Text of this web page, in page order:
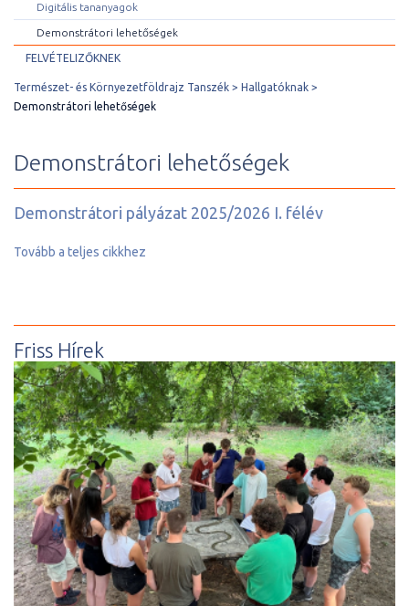
Digitális tananyagok
Demonstrátori lehetőségek
FELVÉTELIZŐKNEK
Természet- és Környezetföldrajz Tanszék
Hallgatóknak
Demonstrátori lehetőségek
Demonstrátori lehetőségek
Demonstrátori pályázat 2025/2026 I. félév
Tovább a teljes cikkhez
Friss Hírek